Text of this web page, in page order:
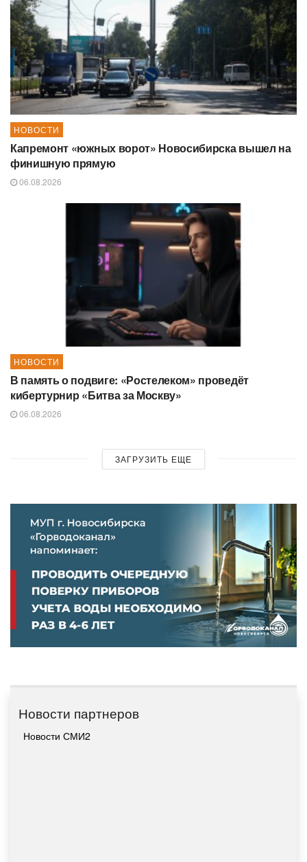
НОВОСТИ
Капремонт «южных ворот» Новосибирска вышел на
финишную прямую
06.08.2026
НОВОСТИ
В память о подвиге: «Ростелеком» проведёт
кибертурнир «Битва за Москву»
06.08.2026
ЗАГРУЗИТЬ ЕЩЕ
Новости партнеров
Новости СМИ2